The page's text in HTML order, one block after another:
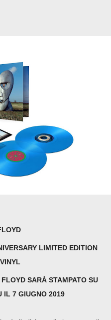
LIMITED EDITION
SARÀ STAMPATO SU
IL 7 GIUGNO 2019